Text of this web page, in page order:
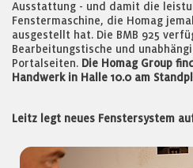
Ausstattung - und damit die
Fenstermaschine, die Homag
ausgestellt hat. Die BMB 925
Bearbeitungstische und
Portalseiten. Die Homag Group
Handwerk in Halle 10.0 am
Leitz legt neues Fenstersystem